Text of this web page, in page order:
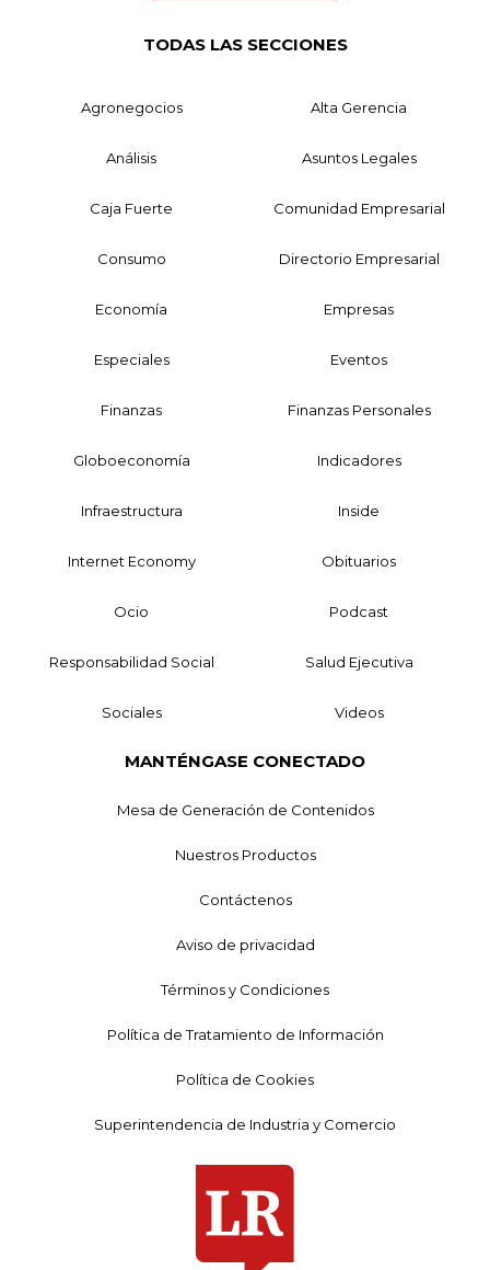
TODAS LAS SECCIONES
Agronegocios Alta Gerencia
Análisis Asuntos Legales
Caja Fuerte Comunidad Empresarial
Consumo Directorio Empresarial
Economía Empresas
Especiales Eventos
Finanzas Finanzas Personales
Globoeconomía Indicadores
Infraestructura Inside
Internet Economy Obituarios
Ocio Podcast
Responsabilidad Social Salud Ejecutiva
Sociales Videos
MANTÉNGASE CONECTADO
Mesa de Generación de Contenidos
Nuestros Productos
Contáctenos
Aviso de privacidad
Términos y Condiciones
Política de Tratamiento de Información
Política de Cookies
Superintendencia de Industria y Comercio